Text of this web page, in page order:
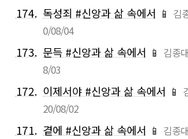
174. 독성죄 #신앙과 삶 속에서 📱 김
0/08/04
173. 문득 #신앙과 삶 속에서 📱 김종
8/03
172. 이제서야 #신앙과 삶 속에서 📱
20/08/02
171. 곁에 #신앙과 삶 속에서 📱 김종